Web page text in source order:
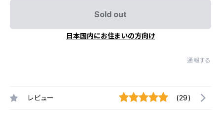
Sold out
日本国内にお住まいの方向け
通報する
レビュー (29)